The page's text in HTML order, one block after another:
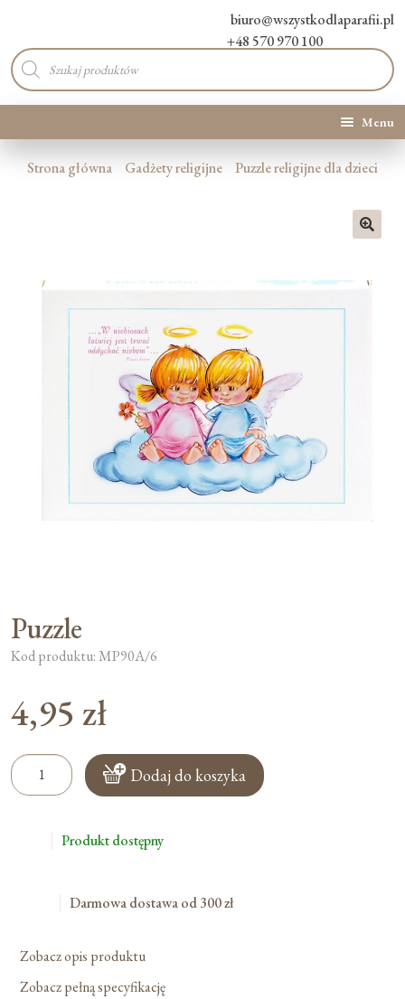
biuro@wszystkodlaparafii.pl
+48 570 970 100
Wyszukiwarka
produktów
Menu
Kategorie produktów
O Nas
Kontakt
Koszyk
Strona główna Gadżety religijne Puzzle religijne dla dzieci
Puzzle
Kod produktu: MP90A/6
4,95 zł
ilość
Puzzle
Dodaj do koszyka
Produkt dostępny
Darmowa dostawa od 300 zł
Zobacz opis produktu
Zobacz pełną specyfikację